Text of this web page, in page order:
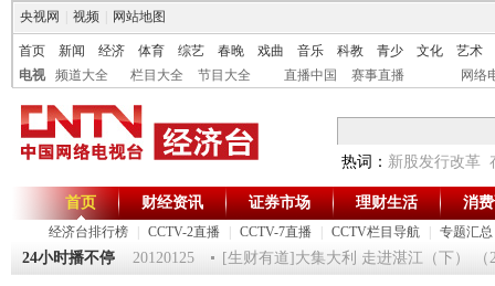
央视网 视频 网站地图
首页 新闻 经济 体育 综艺 春晚 戏曲 音乐 科教 青少 文化
艺术
电视
频道大全 栏目大全 节目大全 直播中国 赛事直播 网络
热词： 新股发行改革
首页
经济台排行榜 CCTV-2直播 CCTV-7直播 CCTV栏目导航 专题汇总
财经资讯 证券市场 理财生活 消
24小时播不停
《第一时间》 20120125 [生财有道]大集大利 走进湛江（下） （